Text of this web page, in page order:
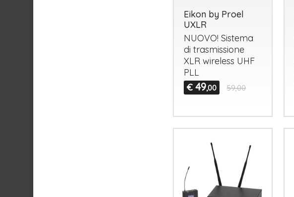
Eikon by Proel
UXLR
NUOVO! Sistema
di trasmissione
XLRwireless UHF
PLL
€ 49,00 59,00